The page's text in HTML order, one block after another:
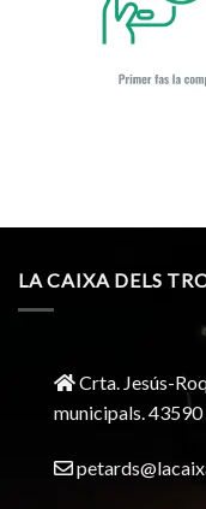
LA CAIXA DELS
Crta. Jesús-
municipals. 43590